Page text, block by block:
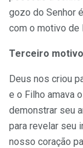
gozo do Senhor
com o motivo de
Terceiro
Deus nos criou
e o Filho amava
demonstrar seu
para revelar seu
nosso coração